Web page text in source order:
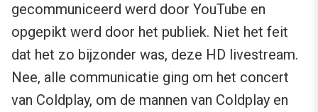
gecommuniceerd werd door YouTube en
opgepikt werd door het publiek. Niet het feit
dat het zo bijzonder was, deze HD livestream.
Nee, alle communicatie ging om het concert
van Coldplay, om de mannen van Coldplay en